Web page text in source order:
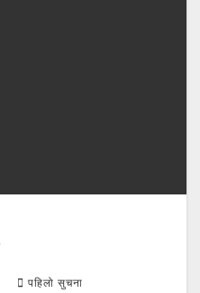
पहिलो सुचना